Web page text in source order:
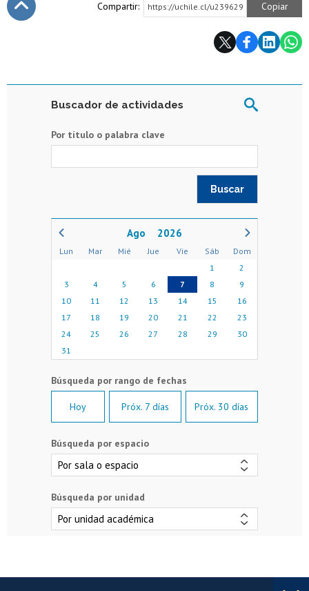
Compartir: https://uchile.cl/u239629 Copiar
Buscador de actividades
Por título o palabra clave
2026
Lun Mar Mié Jue Vie Sáb
Dom
1
2
3
4 5 6 7 8
9
10
11 12 13 14 15
16
17
18 19 20 21 22
23
24
25 26 27 28 29
30
31
Hoy Próx. 7 días Próx. 30 días
Búsqueda por espacio
Búsqueda por unidad
Más información